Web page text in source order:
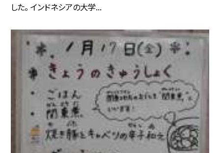
した。 インドネシアの大学...